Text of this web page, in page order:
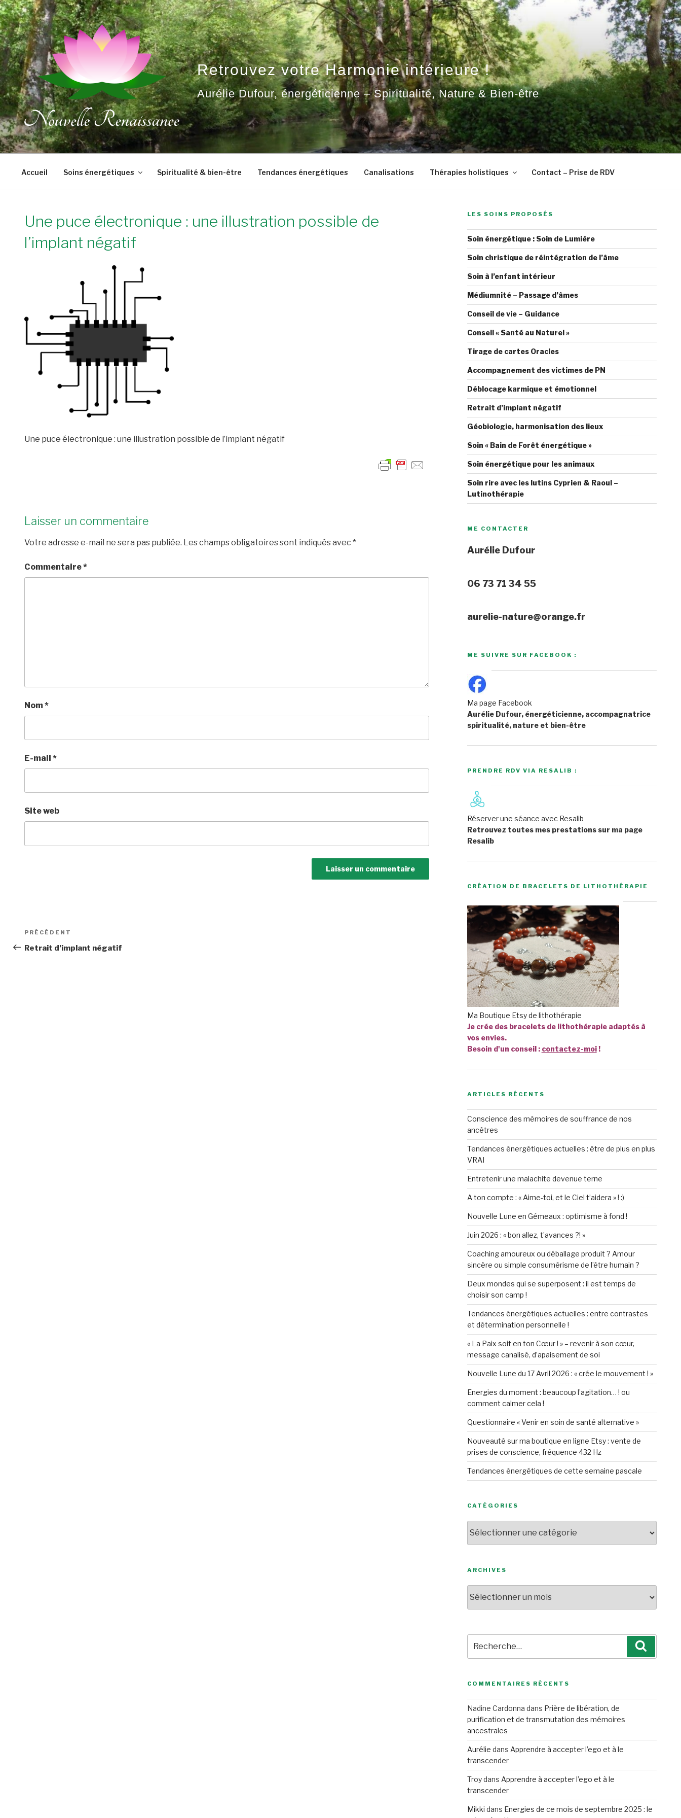
Aller
au
contenu
principal
Retrouvez votre Harmonie intérieure !
Aurélie Dufour, énergéticienne – Spiritualité, Nature & Bien-être
Accueil Soins énergétiques Spiritualité & bien-être Tendances énergétiques Canalisations Thérapies holistiques Contact – Prise de RDV
Une puce électronique : une illustration possible de
l’implant négatif
Une puce électronique : une illustration possible de l’implant négatif
Laisser un commentaire
Votre adresse e-mail ne sera pas publiée. Les champs obligatoires sont indiqués avec *
Commentaire*
Nom*
E-mail *
Site web
Navigation
de
Article
précédent
PRÉCÉDENT
Retrait d’implant négatif
LES SOINS PROPOSÉS
Soin énergétique : Soin de Lumière
Soin christique de réintégration de l’âme
Soin à l’enfant intérieur
Médiumnité – Passage d’âmes
Conseil de vie – Guidance
Conseil « Santé au Naturel »
Tirage de cartes Oracles
Accompagnement des victimes de PN
Déblocage karmique et émotionnel
Retrait d’implant négatif
Géobiologie, harmonisation des lieux
Soin « Bain de Forêt énergétique »
Soin énergétique pour les animaux
Soin rire avec les lutins Cyprien & Raoul –
Lutinothérapie
ME CONTACTER
Aurélie Dufour
06 73 71 34 55
aurelie-nature@orange.fr
ME SUIVRE SUR FACEBOOK :
Ma page Facebook
Aurélie Dufour, énergéticienne, accompagnatrice
spiritualité, nature et bien-être
PRENDRE RDV VIA RESALIB :
Réserver une séance avec Resalib
Retrouvez toutes mes prestations sur ma page
Resalib
CRÉATION DE BRACELETS DE LITHOTHÉRAPIE
Ma Boutique Etsy de lithothérapie
Je crée des bracelets de lithothérapie adaptés à
vos envies.
Besoin d'un conseil : contactez-moi!
ARTICLES RÉCENTS
Conscience des mémoires de souffrance de nos
ancêtres
Tendances énergétiques actuelles : être de plus en plus
VRAI
Entretenir une malachite devenue terne
A ton compte : « Aime-toi, et le Ciel t’aidera » ! :)
Nouvelle Lune en Gémeaux : optimisme à fond !
Juin 2026 : « bon allez, t’avances ?! »
Coaching amoureux ou déballage produit ? Amour
sincère ou simple consumérisme de l’être humain ?
Deux mondes qui se superposent : il est temps de
choisir son camp !
Tendances énergétiques actuelles : entre contrastes
et détermination personnelle !
« La Paix soit en ton Cœur ! » – revenir à son cœur,
message canalisé, d’apaisement de soi
Nouvelle Lune du 17 Avril 2026 : « crée le mouvement ! »
Energies du moment : beaucoup l’agitation… ! ou
comment calmer cela !
Questionnaire « Venir en soin de santé alternative »
Nouveauté sur ma boutique en ligne Etsy : vente de
prises de conscience, fréquence 432 Hz
Tendances énergétiques de cette semaine pascale
CATÉGORIES
ARCHIVES
pour
:
COMMENTAIRES RÉCENTS
Nadine Cardonna dans Prière de libération, de
purification et de transmutation des mémoires
ancestrales
Aurélie dans Apprendre à accepter l’ego et à le
transcender
Troydans Apprendre à accepter l’ego et à le
transcender
Mikki dans Energies de ce mois de septembre 2025 : le